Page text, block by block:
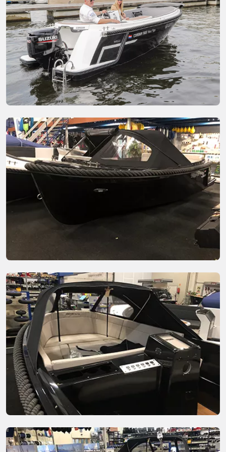
je met zes personen zeer comfortabel kunt varen. Deze kun
je kwijt in een zeer comfortabele en goed ingedeelde
rondzit. Natuurlijk uitgevoerd met comfortabele kussens
zoals je dit van Corsiva gewent bent en om te bouwen tot
zonnedek.
Daarnaast is de tender uitgerust met tal van comfortabele
extra’s zoals een ergonomisch stuurwiel.
Sloepen van topmerk Corsiva
Nederlands topmerk Corsiva bouwt al sinds 2001 sloepen
en tenders met diverse toepassingen, zowel voor actieve
als rustige vaart. Van klassiek tot modern, Corsiva heeft het
allemaal. Bij Corsiva kun je terecht voor hoge kwaliteit door
het gebruik van glass-reinforced plastic (GRP). Alle boten
zijn CE gecertificeerd.
Stel je Corsiva 565 samen
Met onze configurator stel je gemakkelijk jouw Corsiva 565
samen, precies zoals jij dat wil. Met extra accessoires en
toegevoegd comfort. Ga je voor een prachtige kap of extra
navigatie. Kies je kleuren, je kussens en al je extra’s en
ontvang een offerte op maat. Hulp nodig met het
samenstellen van je nieuwe tender? Dan staan onze experts
natuurlijk voor je klaar.
Corsiva 565 te koop bij Zeeland Boten
Zie jij jezelf al varen in deze prachtige tender. Vraag
vrijblijvend een offerte aan, stel zelf je boot samen met de
configurator of kom langs in de showroom. We helpen je
graag aan je droomboot, onze experts staan voor je klaar.